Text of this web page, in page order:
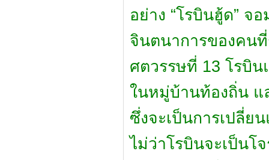
อย่าง “โรบินฮู้ด” จ
จินตนาการของคน
ศตวรรษที่ 13 โรบิ
ในหมู่บ้านท้องถิ่น แ
ซึ่งจะเป็นการเปลี่ย
ไม่ว่าโรบินจะเป็นโ